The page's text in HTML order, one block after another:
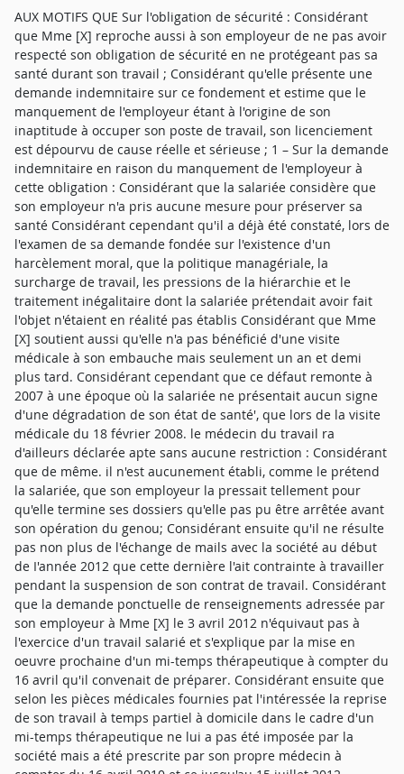
AUX MOTIFS QUE Sur l'obligation de sécurité : Considérant
que Mme [X] reproche aussi à son employeur de ne pas avoir
respecté son obligation de sécurité en ne protégeant pas sa
santé durant son travail ; Considérant qu'elle présente une
demande indemnitaire sur ce fondement et estime que le
manquement de l'employeur étant à l'origine de son
inaptitude à occuper son poste de travail, son licenciement
est dépourvu de cause réelle et sérieuse ; 1 – Sur la demande
indemnitaire en raison du manquement de l'employeur à
cette obligation : Considérant que la salariée considère que
son employeur n'a pris aucune mesure pour préserver sa
santé Considérant cependant qu'il a déjà été constaté, lors de
l'examen de sa demande fondée sur l'existence d'un
harcèlement moral, que la politique managériale, la
surcharge de travail, les pressions de la hiérarchie et le
traitement inégalitaire dont la salariée prétendait avoir fait
l'objet n'étaient en réalité pas établis Considérant que Mme
[X] soutient aussi qu'elle n'a pas bénéficié d'une visite
médicale à son embauche mais seulement un an et demi
plus tard. Considérant cependant que ce défaut remonte à
2007 à une époque où la salariée ne présentait aucun signe
d'une dégradation de son état de santé', que lors de la visite
médicale du 18 février 2008. le médecin du travail ra
d'ailleurs déclarée apte sans aucune restriction : Considérant
que de même. il n'est aucunement établi, comme le prétend
la salariée, que son employeur la pressait tellement pour
qu'elle termine ses dossiers qu'elle pas pu être arrêtée avant
son opération du genou; Considérant ensuite qu'il ne résulte
pas non plus de l'échange de mails avec la société au début
de I'année 2012 que cette dernière l'ait contrainte à travailler
pendant la suspension de son contrat de travail. Considérant
que la demande ponctuelle de renseignements adressée par
son employeur à Mme [X] le 3 avril 2012 n'équivaut pas à
l'exercice d'un travail salarié et s'explique par la mise en
oeuvre prochaine d'un mi-temps thérapeutique à compter du
16 avril qu'il convenait de préparer. Considérant ensuite que
selon les pièces médicales fournies pat l'intéressée la reprise
de son travail à temps partiel à domicile dans le cadre d'un
mi-temps thérapeutique ne lui a pas été imposée par la
société mais a été prescrite par son propre médecin à